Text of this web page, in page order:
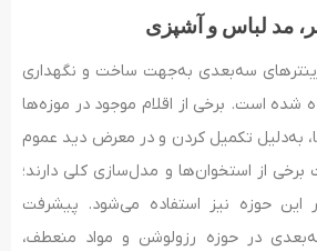
مد لباس و آشپزی
سه‌بعدی به‌جهت ساخت و نگهداری
شده است. برخی از اقلام موجود در موزه‌ها
به‌دلیل تکمیل کردن و در معرض دید عموم
برخی از استخوان‌ها و مدل‌سازی کلی دارند؛
این حوزه نیز استفاده می‌شود. پیشرفت
در حوزه رزولوشن و مواد منعطف،